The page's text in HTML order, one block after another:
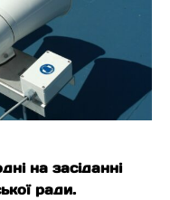
на засіданні
ради.